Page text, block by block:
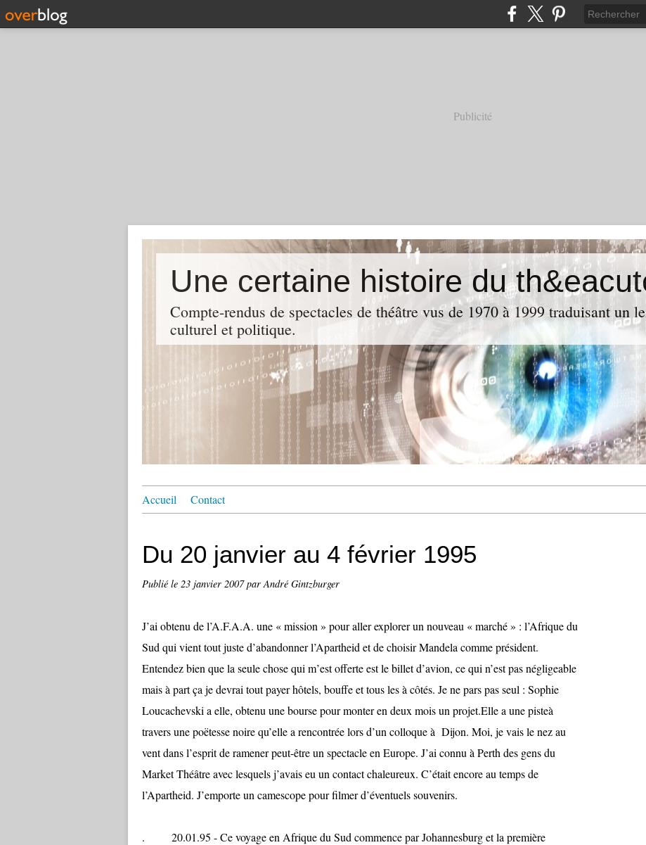
Publicité
Compte-rendus de spectacles de théâtre vus de 1970 à 1999 traduisant un
culturel et politique.
Accueil Contact
Du 20 janvier au 4 février 1995
Publié le 23 janvier 2007par André Gintzburger
J’ai obtenu de l’A.F.A.A. une « mission » pour aller explorer un nouveau « marché » : l’Afrique du
Sud qui vient tout juste d’abandonner l’Apartheid et de choisir Mandela comme président.
Entendez bien que la seule chose qui m’est offerte est le billet d’avion, ce qui n’est pas négligeable
mais à part ça je devrai tout payer hôtels, bouffe et tous les à côtés. Je ne pars pas seul : Sophie
Loucachevski a elle, obtenu une bourse pour monter en deux mois un projet.Elle a une pisteà
travers une poëtesse noire qu’elle a rencontrée lors d’un colloque à Dijon. Moi, je vais le nez au
vent dans l’esprit de ramener peut-être un spectacle en Europe. J’ai connu à Perth des gens du
Market Théâtre avec lesquels j’avais eu un contact chaleureux. C’était encore au temps de
l’Apartheid. J’emporte un camescope pour filmer d’éventuels souvenirs.
. 20.01.95 - Ce voyage en Afrique du Sud commence par Johannesburg et la première